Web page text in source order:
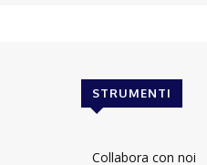
STRUMENTI
Collabora con noi